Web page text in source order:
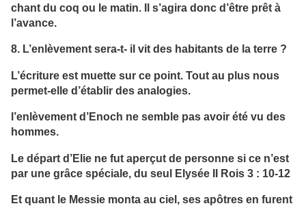
chant du coq ou le matin. Il s’agira donc d’être prêt à
l’avance.
8. L’enlèvement sera-t- il vit des habitants de la terre ?
L’écriture est muette sur ce point. Tout au plus nous
permet-elle d’établir des analogies.
l’enlèvement d’Enoch ne semble pas avoir été vu des
hommes.
Le départ d’Elie ne fut aperçut de personne si ce n’est
par une grâce spéciale, du seul Elysée II Rois 3 : 10-12
Et quant le Messie monta au ciel, ses apôtres en furent